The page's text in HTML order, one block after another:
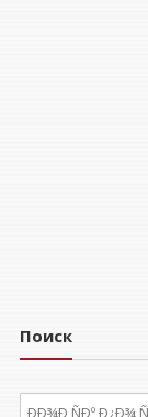
Поиск
ÐÑÐºÐ°ÑÑ: